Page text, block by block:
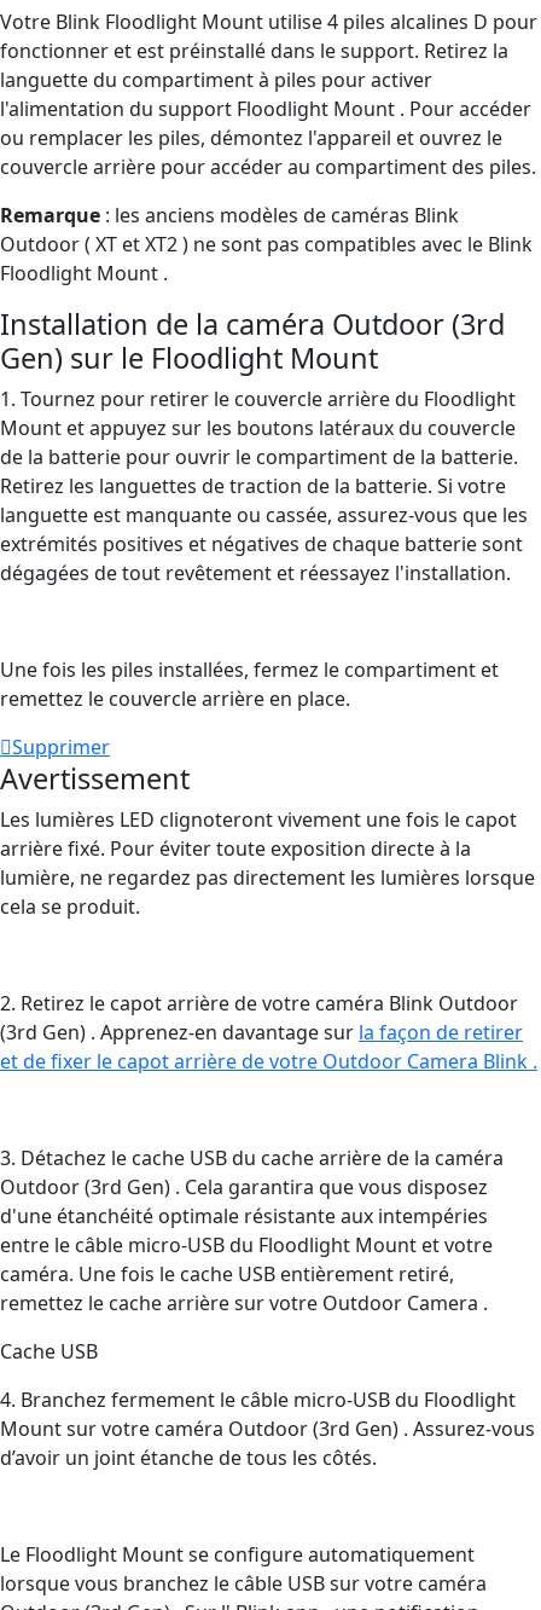
Votre Blink Floodlight Mount utilise 4 piles alcalines D pour
fonctionner et est préinstallé dans le support. Retirez la
languette du compartiment à piles pour activer
l'alimentation du support Floodlight Mount . Pour accéder
ou remplacer les piles, démontez l'appareil et ouvrez le
couvercle arrière pour accéder au compartiment des piles.
Remarque : les anciens modèles de caméras Blink
Outdoor ( XT et XT2 ) ne sont pas compatibles avec le Blink
Floodlight Mount .
Installation de la caméra Outdoor (3rd
Gen) sur le Floodlight Mount
1. Tournez pour retirer le couvercle arrière du Floodlight
Mount et appuyez sur les boutons latéraux du couvercle
de la batterie pour ouvrir le compartiment de la batterie.
Retirez les languettes de traction de la batterie. Si votre
languette est manquante ou cassée, assurez-vous que les
extrémités positives et négatives de chaque batterie sont
dégagées de tout revêtement et réessayez l'installation.
Une fois les piles installées, fermez le compartiment et
remettez le couvercle arrière en place.
Supprimer
Avertissement
Les lumières LED clignoteront vivement une fois le capot
arrière fixé. Pour éviter toute exposition directe à la
lumière, ne regardez pas directement les lumières lorsque
cela se produit.
2. Retirez le capot arrière de votre caméra Blink Outdoor
(3rd Gen) . Apprenez-en davantage sur la façon de retirer
et de fixer le capot arrière de votre Outdoor Camera Blink .
3. Détachez le cache USB du cache arrière de la caméra
Outdoor (3rd Gen) . Cela garantira que vous disposez
d'une étanchéité optimale résistante aux intempéries
entre le câble micro-USB du Floodlight Mount et votre
caméra. Une fois le cache USB entièrement retiré,
remettez le cache arrière sur votre Outdoor Camera .
Cache USB
4. Branchez fermement le câble micro-USB du Floodlight
Mount sur votre caméra Outdoor (3rd Gen) . Assurez-vous
d’avoir un joint étanche de tous les côtés.
Le Floodlight Mount se configure automatiquement
lorsque vous branchez le câble USB sur votre caméra